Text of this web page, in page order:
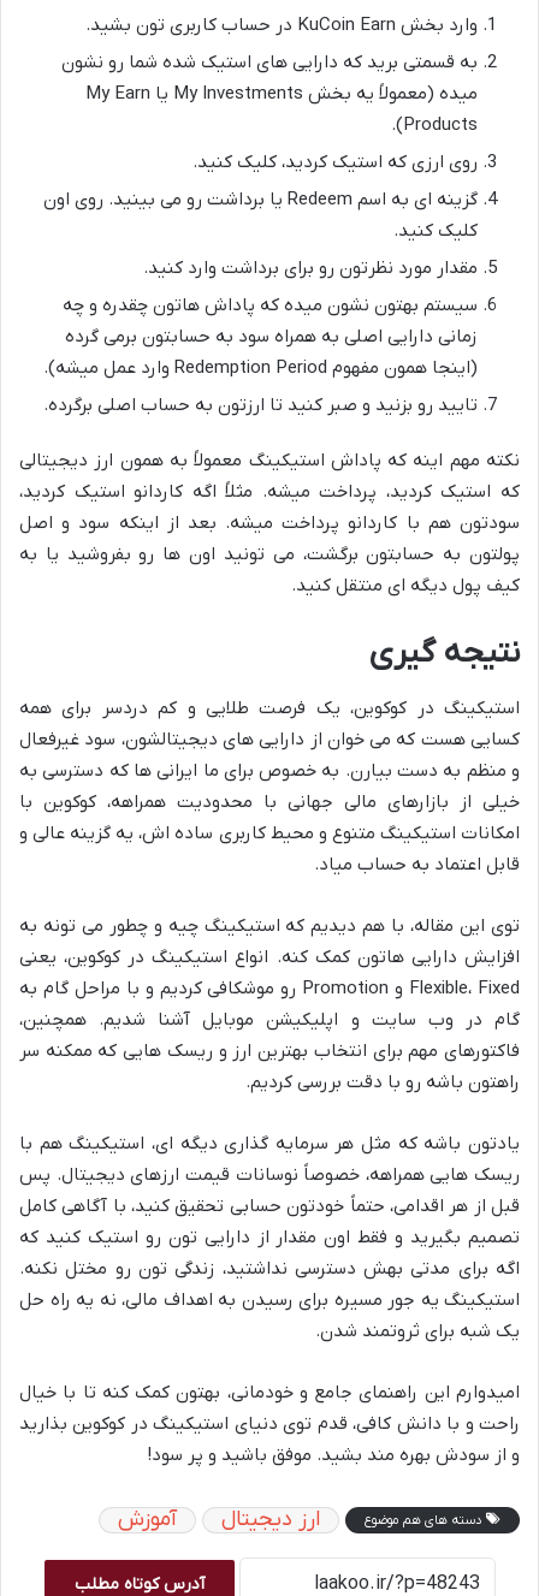
وارد بخش KuCoin Earn در حساب کاربری تون بشید.
به قسمتی برید که دارایی های استیک شده شما رو نشون
میده (معمولاً یه بخش My Investments یا My Earn
Products).
روی ارزی که استیک کردید، کلیک کنید.
گزینه ای به اسم Redeem یا برداشت رو می بینید. روی اون
کلیک کنید.
مقدار مورد نظرتون رو برای برداشت وارد کنید.
سیستم بهتون نشون میده که پاداش هاتون چقدره و چه
زمانی دارایی اصلی به همراه سود به حسابتون برمی گرده
(اینجا همون مفهوم Redemption Period وارد عمل میشه).
تایید رو بزنید و صبر کنید تا ارزتون به حساب اصلی برگرده.
نکته مهم اینه که پاداش استیکینگ معمولاً به همون ارز دیجیتالی
که استیک کردید، پرداخت میشه. مثلاً اگه کاردانو استیک کردید،
سودتون هم با کاردانو پرداخت میشه. بعد از اینکه سود و اصل
پولتون به حسابتون برگشت، می تونید اون ها رو بفروشید یا به
کیف پول دیگه ای منتقل کنید.
نتیجه گیری
استیکینگ در کوکوین، یک فرصت طلایی و کم دردسر برای همه
کسایی هست که می خوان از دارایی های دیجیتالشون، سود غیرفعال
و منظم به دست بیارن. به خصوص برای ما ایرانی ها که دسترسی به
خیلی از بازارهای مالی جهانی با محدودیت همراهه، کوکوین با
امکانات استیکینگ متنوع و محیط کاربری ساده اش، یه گزینه عالی و
قابل اعتماد به حساب میاد.
توی این مقاله، با هم دیدیم که استیکینگ چیه و چطور می تونه به
افزایش دارایی هاتون کمک کنه. انواع استیکینگ در کوکوین، یعنی
Flexible، Fixed و Promotion رو موشکافی کردیم و با مراحل گام به
گام در وب سایت و اپلیکیشن موبایل آشنا شدیم. همچنین،
فاکتورهای مهم برای انتخاب بهترین ارز و ریسک هایی که ممکنه سر
راهتون باشه رو با دقت بررسی کردیم.
یادتون باشه که مثل هر سرمایه گذاری دیگه ای، استیکینگ هم با
ریسک هایی همراهه، خصوصاً نوسانات قیمت ارزهای دیجیتال. پس
قبل از هر اقدامی، حتماً خودتون حسابی تحقیق کنید، با آگاهی کامل
تصمیم بگیرید و فقط اون مقدار از دارایی تون رو استیک کنید که
اگه برای مدتی بهش دسترسی نداشتید، زندگی تون رو مختل نکنه.
استیکینگ یه جور مسیره برای رسیدن به اهداف مالی، نه یه راه حل
یک شبه برای ثروتمند شدن.
امیدوارم این راهنمای جامع و خودمانی، بهتون کمک کنه تا با خیال
راحت و با دانش کافی، قدم توی دنیای استیکینگ در کوکوین بذارید
و از سودش بهره مند بشید. موفق باشید و پر سود!
دسته های هم موضوع ارز دیجیتال آموزش
آدرس کوتاه مطلب